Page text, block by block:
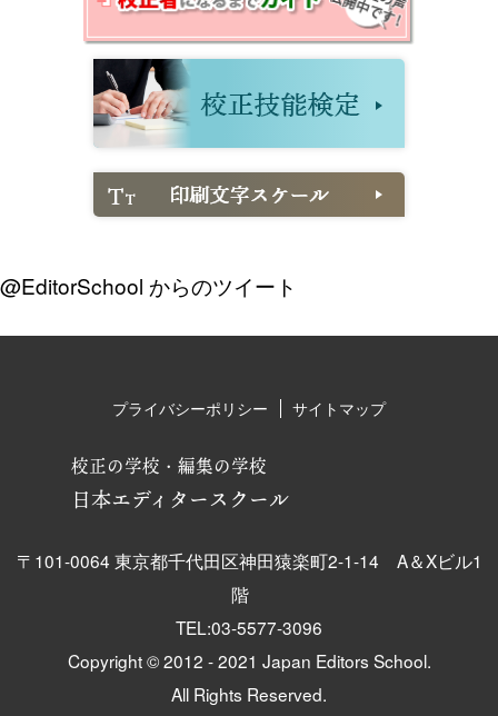
@EditorSchool からのツイート
校正の学校・編集の学校
日本エディタースクール
〒101-0064 東京都千代田区神田猿楽町2-1-14 A＆Xビル1
階
TEL:03-5577-3096
Copyright © 2012 - 2021 Japan Editors School.
All Rights Reserved.
プライバシーポリシー サイトマップ